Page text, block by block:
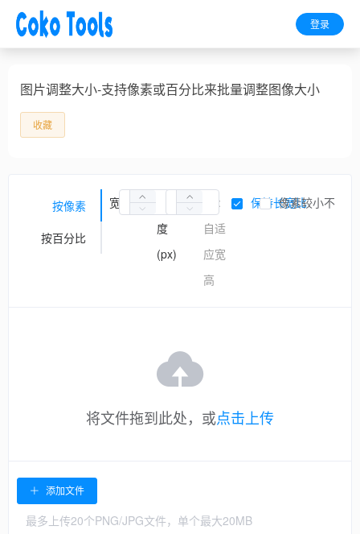
登录
图片调整大小-支持像素或百分比来批量调整图像大小
收藏
按像素
按百分比
宽
度
(px)
0:
自适
应宽
高
保持长宽比像素较小不放大
将文件拖到此处，或点击上传
添加文件
最多上传20个PNG/JPG文件，单个最大20MB